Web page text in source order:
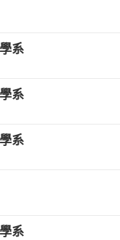
系
系
系
系